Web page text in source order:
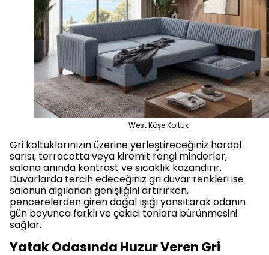
West Köşe Koltuk
Gri koltuklarınızın üzerine yerleştireceğiniz hardal
sarısı, terracotta veya kiremit rengi minderler,
salona anında kontrast ve sıcaklık kazandırır.
Duvarlarda tercih edeceğiniz gri duvar renkleri ise
salonun algılanan genişliğini artırırken,
pencerelerden giren doğal ışığı yansıtarak odanın
gün boyunca farklı ve çekici tonlara bürünmesini
sağlar.
Yatak Odasında Huzur Veren Gri